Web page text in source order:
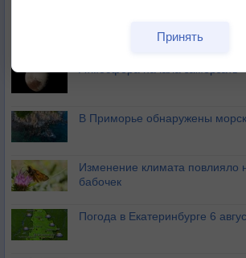
Атмосфера начала замерзать
В Приморье обнаружены
Изменение климата повлияло
бабочек
Погода в Екатеринбурге 6
Принять